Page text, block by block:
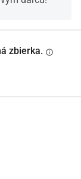
pre
prostredí.
ťažkej
zbierka. info